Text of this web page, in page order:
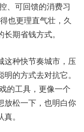
、可回馈的消费习
也更理直气壮，久
期省钱方式。
这种快节奏城市，压
的方式去对抗它。
的工具，更像一个
放松一下，也明白你
。